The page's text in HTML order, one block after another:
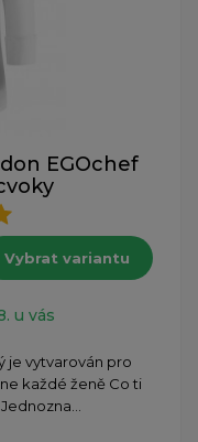
EGOchef
Vybrat variantu
u vás
je vytvarován pro
každé ženě Co ti